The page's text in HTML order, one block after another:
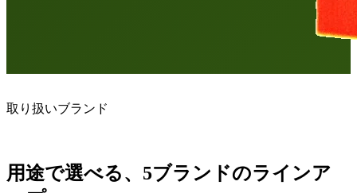
取り扱いブランド
用途で選べる、5ブランドのラインア